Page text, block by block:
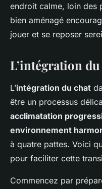
endroit calme, loin des
bien aménagé
jouer et se reposer
L’intégration
L’intégration du chat
être un processus
acclimatation
environnement
à quatre pattes. Voici
pour faciliter cette
Commencez par